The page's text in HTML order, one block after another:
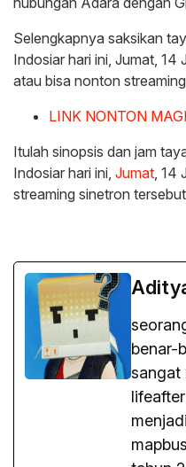
Selengkapnya saksikan
Indosiar hari ini, Jumat, 14
atau bisa nonton
LINK NONTON
Itulah sinopsis dan jam
Indosiar hari ini, Jumat, 14
streaming sinetron
benar-
sangat